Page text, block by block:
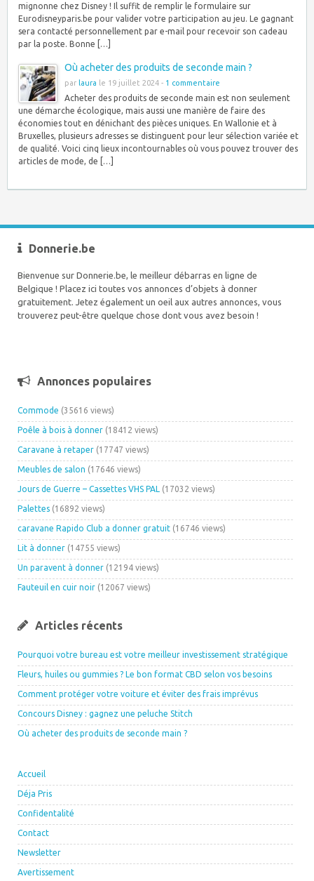
mignonne chez Disney ! Il suffit de remplir le formulaire sur
Eurodisneyparis.be pour valider votre participation au jeu. Le gagnant
sera contacté personnellement par e-mail pour recevoir son cadeau
par la poste. Bonne […]
Où acheter des produits de seconde main ?
par laura le 19 juillet 2024 - 1 commentaire
Acheter des produits de seconde main est non seulement
une démarche écologique, mais aussi une manière de faire des
économies tout en dénichant des pièces uniques. En Wallonie et à
Bruxelles, plusieurs adresses se distinguent pour leur sélection variée et
de qualité. Voici cinq lieux incontournables où vous pouvez trouver des
articles de mode, de […]
Donnerie.be
Bienvenue sur Donnerie.be, le meilleur débarras en ligne de
Belgique ! Placez ici toutes vos annonces d’objets à donner
gratuitement. Jetez également un oeil aux autres annonces, vous
trouverez peut-être quelque chose dont vous avez besoin !
Annonces populaires
Commode (35616 views)
Poêle à bois à donner (18412 views)
Caravane à retaper (17747 views)
Meubles de salon (17646 views)
Jours de Guerre – Cassettes VHS PAL (17032 views)
Palettes (16892 views)
caravane Rapido Club a donner gratuit (16746 views)
Lit à donner (14755 views)
Un paravent à donner (12194 views)
Fauteuil en cuir noir (12067 views)
Articles récents
Pourquoi votre bureau est votre meilleur investissement stratégique
Fleurs, huiles ou gummies ? Le bon format CBD selon vos besoins
Comment protéger votre voiture et éviter des frais imprévus
Concours Disney : gagnez une peluche Stitch
Où acheter des produits de seconde main ?
Accueil
Déja Pris
Confidentalité
Contact
Newsletter
Avertissement